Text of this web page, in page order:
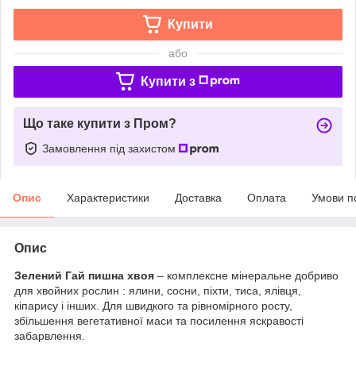
Купити
або
Купити з
Що таке купити з Пром?
Замовлення під захистом
Опис Характеристики Доставка Оплата Умови
Опис
Зелений Гай пишна хвоя – комплексне мінеральне добриво
для хвойних рослин : ялини, сосни, піхти, тиса, ялівця,
кіпарису і інших. Для швидкого та рівномірного росту,
збільшення вегетативної маси та посилення яскравості
забарвлення.